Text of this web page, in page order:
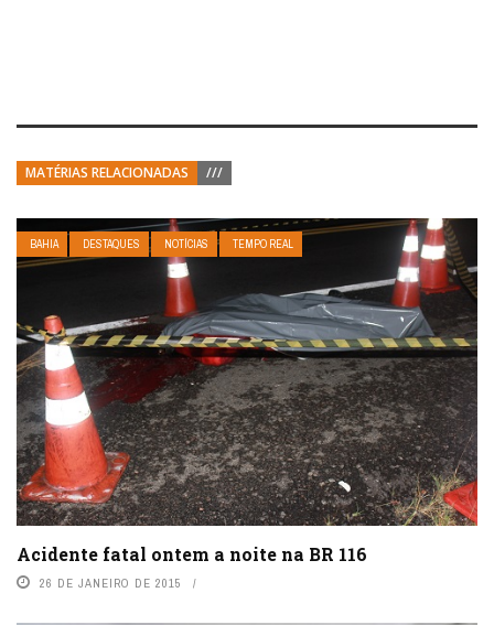
MATÉRIAS RELACIONADAS ///
BAHIA DESTAQUES NOTÍCIAS TEMPO REAL
Acidente fatal ontem a noite na BR 116
26 DE JANEIRO DE 2015